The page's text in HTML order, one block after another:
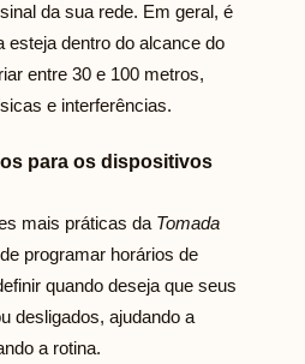
da sua rede. Em geral, é
esteja dentro do alcance do
entre 30 e 100 metros,
e interferências.
para os dispositivos
mais práticas da Tomada
programar horários de
quando deseja que seus
desligados, ajudando a
a rotina.